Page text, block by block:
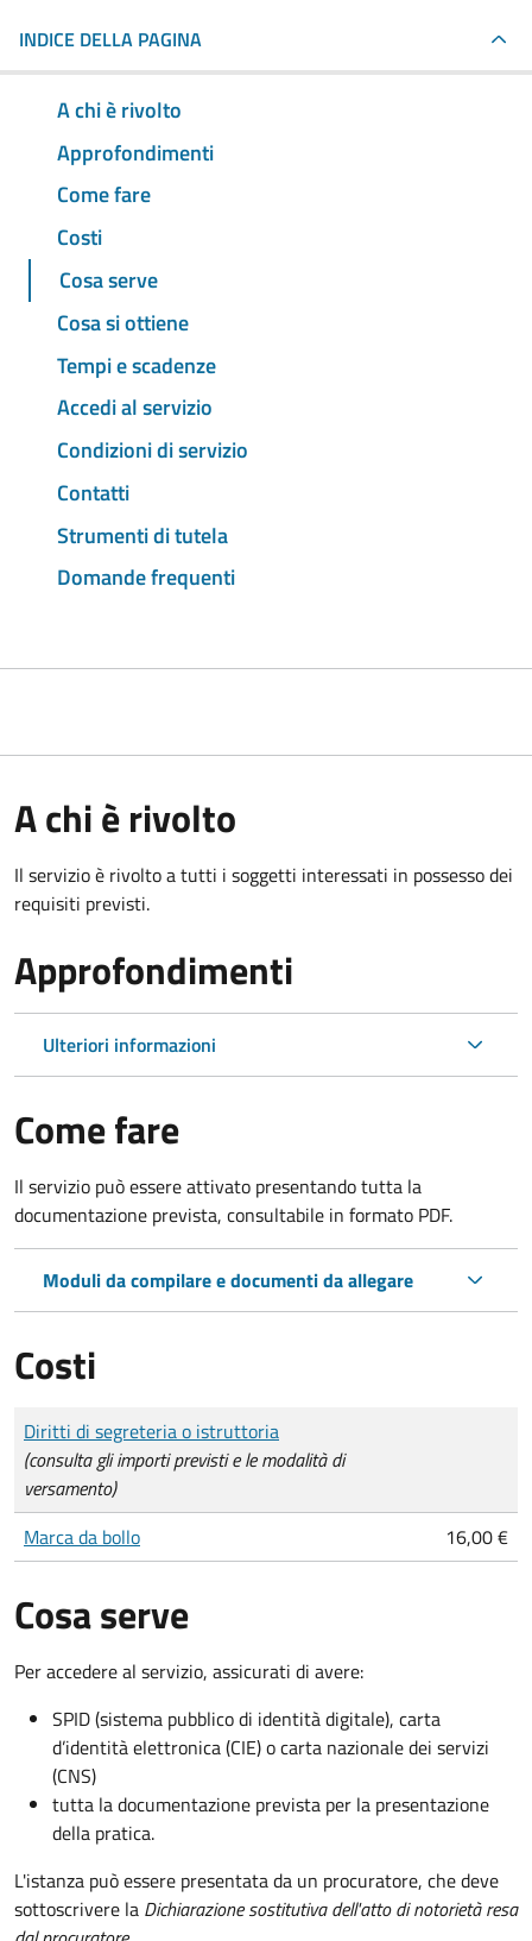
INDICE DELLA PAGINA
A chi è rivolto
Approfondimenti
Come fare
Costi
Cosa serve
Cosa si ottiene
Tempi e scadenze
Accedi al servizio
Condizioni di servizio
Contatti
Strumenti di tutela
Domande frequenti
A chi è rivolto
Il servizio è rivolto a tutti i soggetti interessati in possesso dei
requisiti previsti.
Approfondimenti
Ulteriori informazioni
Come fare
Il servizio può essere attivato presentando tutta la
documentazione prevista, consultabile in formato PDF.
Moduli da compilare e documenti da allegare
Costi
Tipo di pagamento
Importo
Diritti di segreteria o istruttoria
(consulta gli importi previsti e le modalità di
versamento)
Marca da bollo
16,00 €
Cosa serve
Per accedere al servizio, assicurati di avere:
SPID (sistema pubblico di identità digitale), carta
d’identità elettronica (CIE) o carta nazionale dei servizi
(CNS)
tutta la documentazione prevista per la presentazione
della pratica.
L'istanza può essere presentata da un procuratore, che deve
sottoscrivere la Dichiarazione sostitutiva dell'atto di notorietà resa